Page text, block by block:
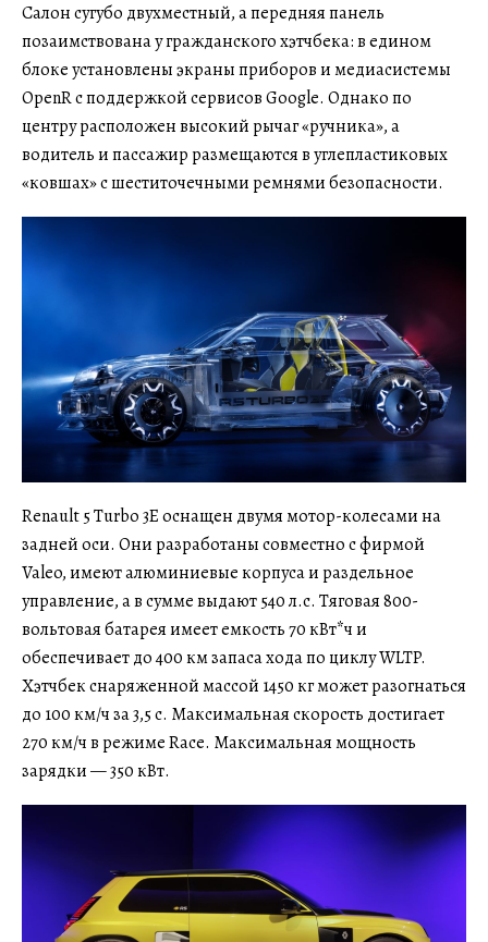
Салон сугубо двухместный, а передняя панель
позаимствована у гражданского хэтчбека: в едином
блоке установлены экраны приборов и медиасистемы
OpenR с поддержкой сервисов Google. Однако по
центру расположен высокий рычаг «ручника», а
водитель и пассажир размещаются в углепластиковых
«ковшах» с шеститочечными ремнями безопасности.
Renault 5 Turbo 3E оснащен двумя мотор-колесами на
задней оси. Они разработаны совместно с фирмой
Valeo, имеют алюминиевые корпуса и раздельное
управление, а в сумме выдают 540 л.с. Тяговая 800-
вольтовая батарея имеет емкость 70 кВт*ч и
обеспечивает до 400 км запаса хода по циклу WLTP.
Хэтчбек снаряженной массой 1450 кг может разогнаться
до 100 км/ч за 3,5 с. Максимальная скорость достигает
270 км/ч в режиме Race. Максимальная мощность
зарядки — 350 кВт.